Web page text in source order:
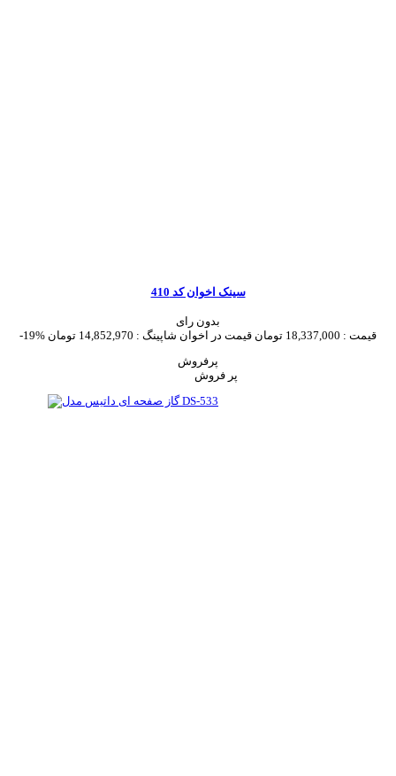
سینک اخوان کد 410
بدون رای
-19%
قیمت : 18,337,000 تومان قیمت در اخوان شاپینگ : 14,852,970 تومان
پرفروش